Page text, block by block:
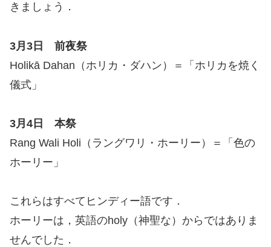
きましょう．
3月3日 前夜祭
Holikā Dahan（ホリカ・ダハン）＝「ホリカを焼く
儀式」
3月4日 本祭
Rang Wali Holi（ラングワリ・ホーリー）＝「色の
ホーリー」
これらはすべてヒンディー語です．
ホーリーは，英語のholy（神聖な）からではありま
せんでした．